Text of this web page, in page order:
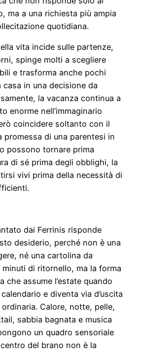
ma a una richiesta più ampia
quotidiana.
vita incide sulle partenze,
spinge molti a scegliere
e trasforma anche pochi
in una decisione da
la vacanza continua a
enorme nell’immaginario
coincidere soltanto con il
promessa di una parentesi in
possono tornare prima
di sé prima degli obblighi, la
vivi prima della necessità di
dai Ferrinis risponde
desiderio, perché non è una
né una cartolina da
di ritornello, ma la forma
che assume l’estate quando
e diventa via d’uscita
Calore, notte, pelle,
sabbia bagnata e musica
un quadro sensoriale
del brano non è la